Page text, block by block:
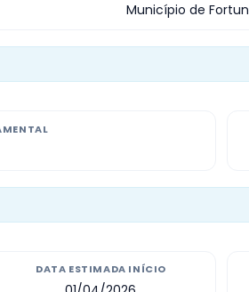
Município de
DATA ESTIMADA INÍCIO